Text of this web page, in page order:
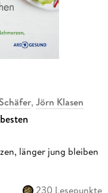
, Jörn Klasen
länger jung bleiben
230 Lesepunkte